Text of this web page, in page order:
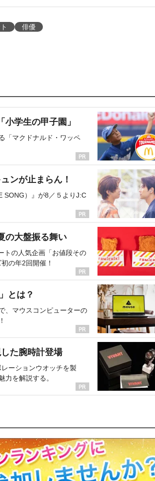
俳優
学生の甲子園」
「マクドナルド・ワッペ
ンが止まらん！
SONG）』が8／５よりJ:C
の大盤振る舞い
トの人気企画「お値段その
の年2回開催！
とは？
、マウスコンピューターの
た腕時計登場
ーションウオッチを製
力を解説する。